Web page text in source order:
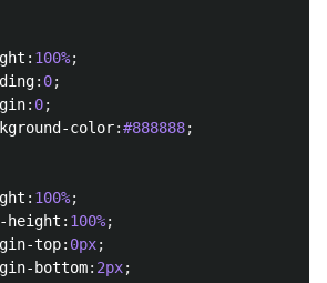
: 100%;
: 0;
: 0;
color:#888888;
: 100%;
height : 100%;
top: 0px;
bottom: 2px;